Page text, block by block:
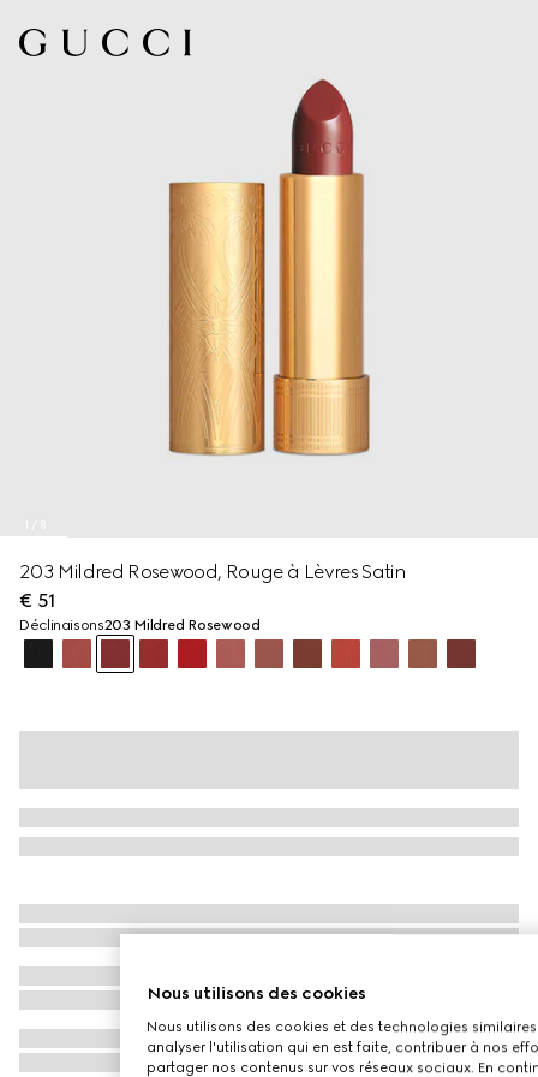
8
203 Mildred Rosewood, Rouge à Lèvres Satin
€ 51
Déclinaisons203 Mildred Rosewood
Nous utilisons des cookies
Nous utilisons des cookies et des technologies
analyser l'utilisation qui en est faite, contribuer à nos
partager nos contenus sur vos réseaux sociaux. En